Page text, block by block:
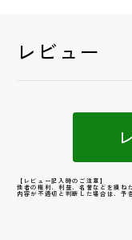
レビュー
【レビュー記入時のご注意】
他者の権利、利益、名誉などを損ね
内容が不適切と判断した場合は、予